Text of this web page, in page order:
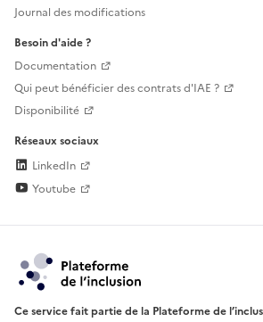
Journal des modifications
Besoin d'aide ?
Documentation
Qui peut bénéficier des contrats d'IAE ?
Disponibilité
Réseaux sociaux
LinkedIn
Youtube
Ce service fait partie de la Plateforme de